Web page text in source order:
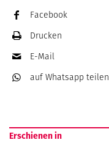
Facebook
Drucken
E-Mail
auf Whatsapp teilen
Erschienen in